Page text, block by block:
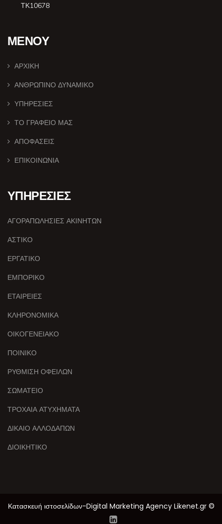
ΤΚ10678
ΜΕΝΟΥ
ΑΡΧΙΚΗ
ΑΝΘΡΩΠΙΝΟ ΔΥΝΑΜΙΚΟ
ΥΠΗΡΕΣΙΕΣ
ΤΟ ΓΡΑΦΕΙΟ ΜΑΣ
ΑΠΟΦΑΣΕΙΣ
ΕΠΙΚΟΙΝΩΝΙΑ
ΥΠΗΡΕΣΙΕΣ
ΑΓΟΡΑΠΩΛΗΣΙΕΣ ΑΚΙΝΗΤΩΝ
ΑΣΤΙΚΟ
ΕΡΓΑΤΙΚΟ
ΕΜΠΟΡΙΚΟ
ΕΤΑΙΡΕΙΕΣ
ΚΛΗΡΟΝΟΜΙΚΑ
ΟΙΚΟΓΕΝΕΙΑΚΟ
ΠΟΙΝΙΚΟ
ΡΥΘΜΙΣΗ ΟΦΕΙΛΩΝ
ΣΩΜΑΤΕΙΟ
ΤΡΟΧΑΙΑ ΑΤΥΧΗΜΑΤΑ
ΔΙΚΑΙΟ ΑΛΛΟΔΑΠΩΝ
ΔΙΟΙΚΗΤΙΚΟ
Κατασκευή ιστοσελίδων-Digital Marketing Agency Likenet.gr ©